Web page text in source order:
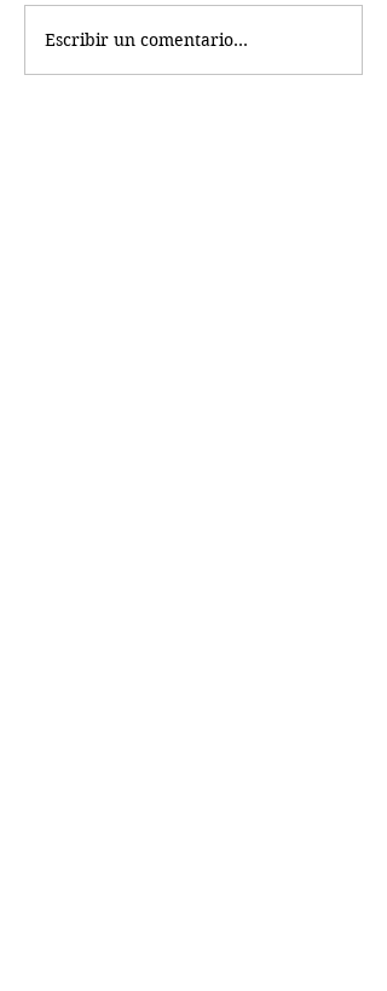
Escribir un comentario...